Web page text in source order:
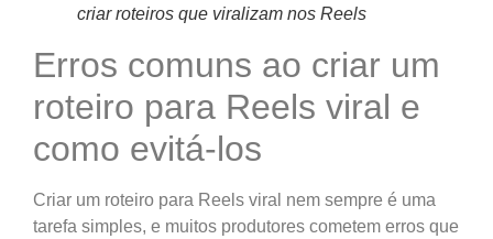
criar roteiros que viralizam nos Reels
Erros comuns ao criar um
roteiro para Reels viral e
como evitá-los
Criar um roteiro para Reels viral nem sempre é uma
tarefa simples, e muitos produtores cometem erros que